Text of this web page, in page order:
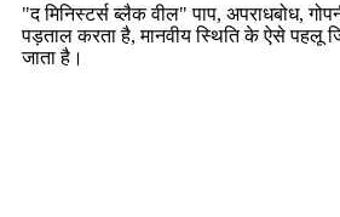
"द मिनिस्टर्स ब्लैक वील" पाप, अपराधबोध,
पड़ताल करता है, मानवीय स्थिति के ऐसे पहलू
जाता है।